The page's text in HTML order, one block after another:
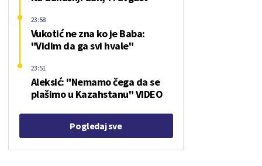
Vukotić ne zna ko je Baba:
"Vidim da ga svi hvale"
23:58
Aleksić: "Nemamo čega da se
plašimo u Kazahstanu" VIDEO
23:51
Pogledaj sve